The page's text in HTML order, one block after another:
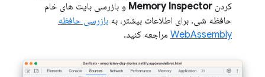
کردن Memory Inspector و بازرسی بایت های خام
حافظه شی. برای اطلاعات بیشتر، به بازرسی حافظه
WebAssembly مراجعه کنید.